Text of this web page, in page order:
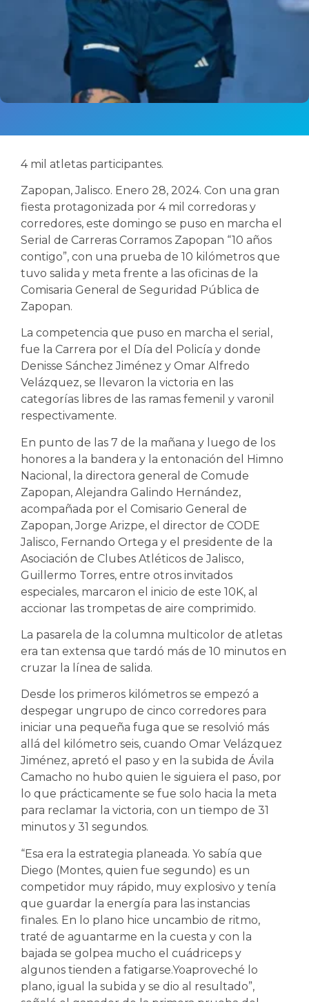
4 mil atletas participantes.
Zapopan, Jalisco. Enero 28, 2024. Con una gran
fiesta protagonizada por 4 mil corredoras y
corredores, este domingo se puso en marcha el
Serial de Carreras Corramos Zapopan “10 años
contigo”, con una prueba de 10 kilómetros que
tuvo salida y meta frente a las oficinas de la
Comisaria General de Seguridad Pública de
Zapopan.
La competencia que puso en marcha el serial,
fue la Carrera por el Día del Policía y donde
Denisse Sánchez Jiménez y Omar Alfredo
Velázquez, se llevaron la victoria en las
categorías libres de las ramas femenil y varonil
respectivamente.
En punto de las 7 de la mañana y luego de los
honores a la bandera y la entonación del Himno
Nacional, la directora general de Comude
Zapopan, Alejandra Galindo Hernández,
acompañada por el Comisario General de
Zapopan, Jorge Arizpe, el director de CODE
Jalisco, Fernando Ortega y el presidente de la
Asociación de Clubes Atléticos de Jalisco,
Guillermo Torres, entre otros invitados
especiales, marcaron el inicio de este 10K, al
accionar las trompetas de aire comprimido.
La pasarela de la columna multicolor de atletas
era tan extensa que tardó más de 10 minutos en
cruzar la línea de salida.
Desde los primeros kilómetros se empezó a
despegar ungrupo de cinco corredores para
iniciar una pequeña fuga que se resolvió más
allá del kilómetro seis, cuando Omar Velázquez
Jiménez, apretó el paso y en la subida de Ávila
Camacho no hubo quien le siguiera el paso, por
lo que prácticamente se fue solo hacia la meta
para reclamar la victoria, con un tiempo de 31
minutos y 31 segundos.
“Esa era la estrategia planeada. Yo sabía que
Diego (Montes, quien fue segundo) es un
competidor muy rápido, muy explosivo y tenía
que guardar la energía para las instancias
finales. En lo plano hice uncambio de ritmo,
traté de aguantarme en la cuesta y con la
bajada se golpea mucho el cuádriceps y
algunos tienden a fatigarse.Yoaproveché lo
plano, igual la subida y se dio al resultado”,